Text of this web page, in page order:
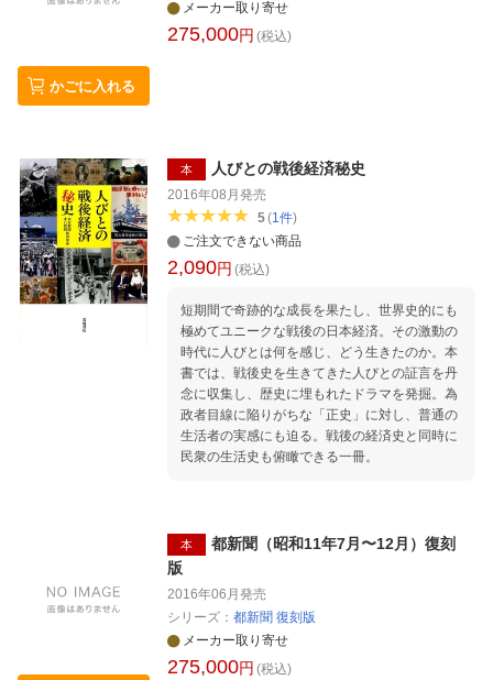
かごに入れる
メーカー取り寄せ
275,000円 (税込)
本 人びとの戦後経済秘史
2016年08月 発売
5(1件)
ご注文できない商品
2,090円 (税込)
短期間で奇跡的な成長を果たし、世界史的にも
極めてユニークな戦後の日本経済。その激動の
時代に人びとは何を感じ、どう生きたのか。本
書では、戦後史を生きてきた人びとの証言を丹
念に収集し、歴史に埋もれたドラマを発掘。為
政者目線に陥りがちな「正史」に対し、普通の
生活者の実感にも迫る。戦後の経済史と同時に
民衆の生活史も俯瞰できる一冊。
本
都新聞（昭和11年7月〜12月）復刻
版
2016年06月 発売
シリーズ： 都新聞 復刻版
メーカー取り寄せ
275,000円 (税込)